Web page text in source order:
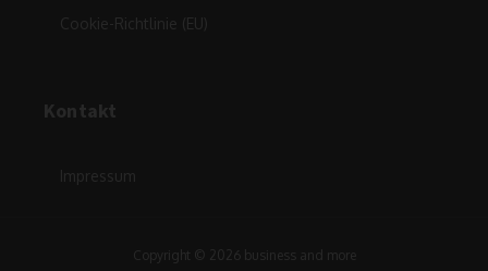
Cookie-Richtlinie (EU)
Kontakt
Impressum
Copyright © 2026 business and more